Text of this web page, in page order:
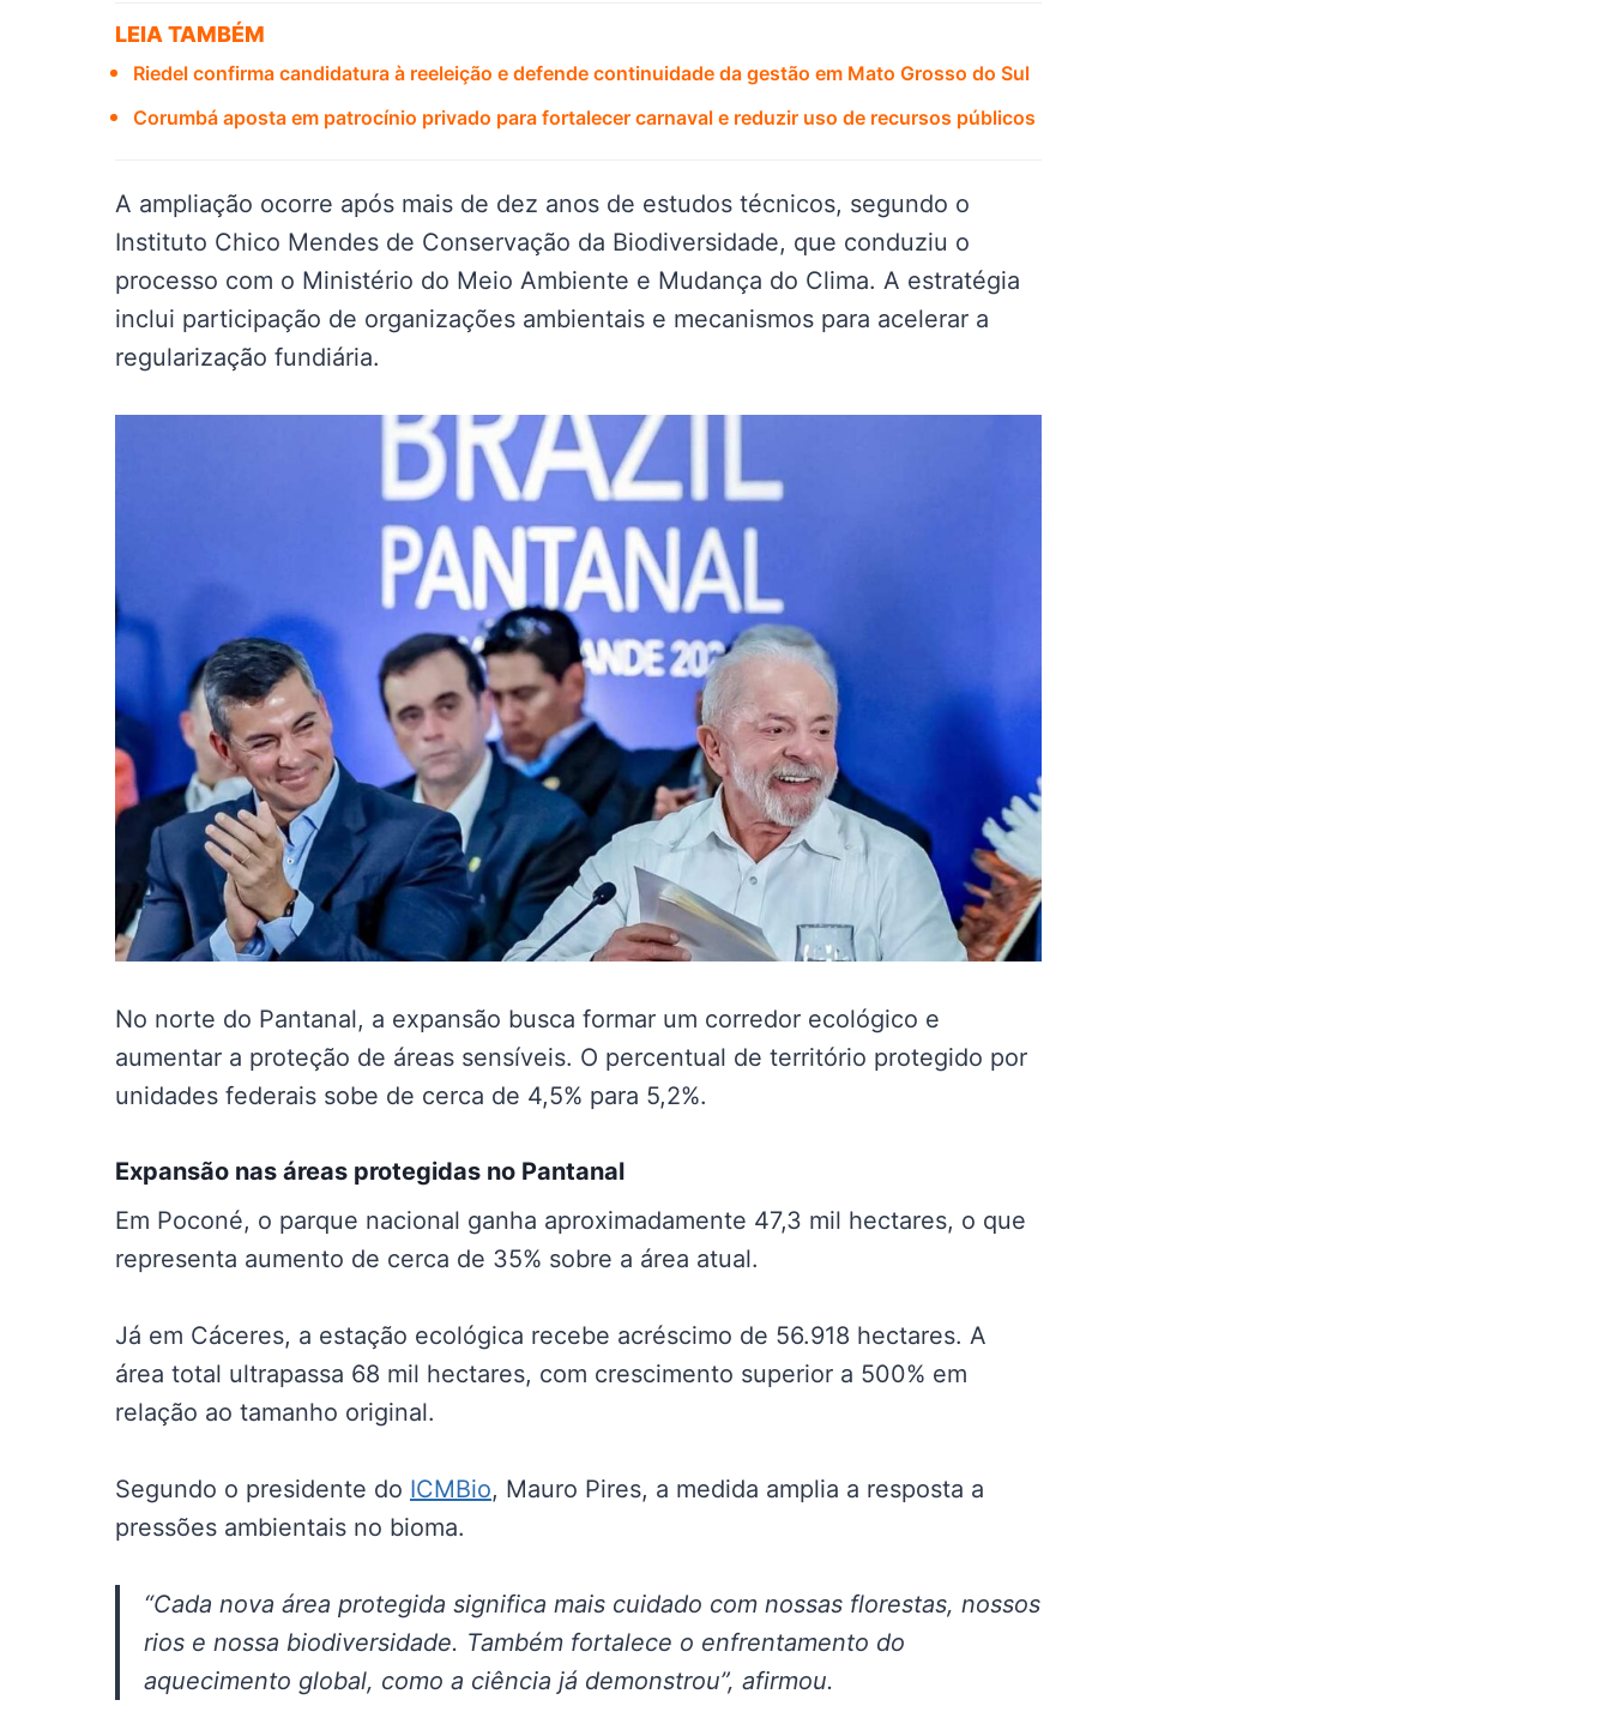
LEIA TAMBÉM
Riedel confirma candidatura à reeleição e defende continuidade da gestão em Mato Grosso do Sul
Corumbá aposta em patrocínio privado para fortalecer carnaval e reduzir uso de recursos públicos
A ampliação ocorre após mais de dez anos de estudos técnicos, segundo o
Instituto Chico Mendes de Conservação da Biodiversidade, que conduziu o
processo com o Ministério do Meio Ambiente e Mudança do Clima. A estratégia
inclui participação de organizações ambientais e mecanismos para acelerar a
regularização fundiária.
No norte do Pantanal, a expansão busca formar um corredor ecológico e
aumentar a proteção de áreas sensíveis. O percentual de território protegido por
unidades federais sobe de cerca de 4,5% para 5,2%.
Expansão nas áreas protegidas no Pantanal
Em Poconé, o parque nacional ganha aproximadamente 47,3 mil hectares, o que
representa aumento de cerca de 35% sobre a área atual.
Já em Cáceres, a estação ecológica recebe acréscimo de 56.918 hectares. A
área total ultrapassa 68 mil hectares, com crescimento superior a 500% em
relação ao tamanho original.
Segundo o presidente do ICMBio, Mauro Pires, a medida amplia a resposta a
pressões ambientais no bioma.
“Cada nova área protegida significa mais cuidado com nossas florestas, nossos
rios e nossa biodiversidade. Também fortalece o enfrentamento do
aquecimento global, como a ciência já demonstrou”, afirmou.